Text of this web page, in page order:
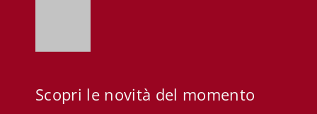
Scopri le novità del momento